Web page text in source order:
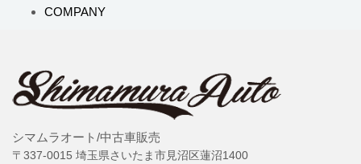
COMPANY
シマムラオート/中古車販売
〒337-0015 埼玉県さいたま市見沼区蓮沼1400